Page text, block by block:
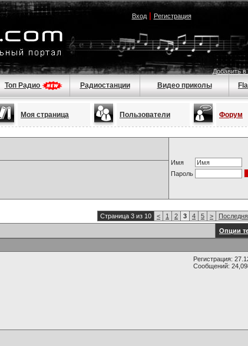
Вход| Регистрация
Добавить в
Топ Радио Радиостанции Видео приколы
Моя страница Пользователи Форум
Имя
Пароль
Страница 3 из 10 < 1 2 3 4 5 >
Опции
Регистрация:
Сообщений: